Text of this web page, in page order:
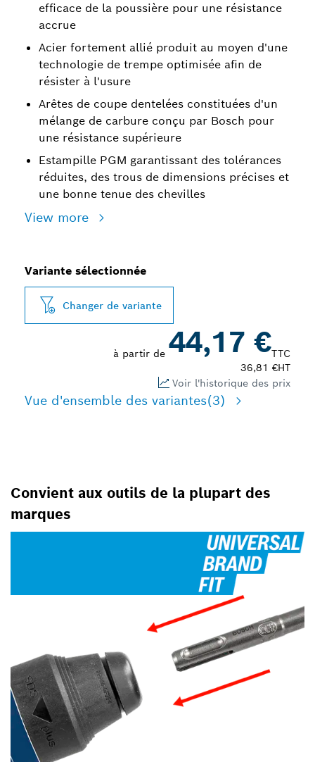
efficace de la poussière pour une résistance
accrue
Acier fortement allié produit au moyen d'une
technologie de trempe optimisée afin de
résister à l'usure
Arêtes de coupe dentelées constituées d'un
mélange de carbure conçu par Bosch pour
une résistance supérieure
Estampille PGM garantissant des tolérances
réduites, des trous de dimensions précises et
une bonne tenue des chevilles
View more
Variante sélectionnée
Changer de variante
à partir de 44,17 €TTC
36,81 €HT
Voir l'historique des prix
Vue d'ensemble des variantes(3)
Convient aux outils de la plupart des
marques